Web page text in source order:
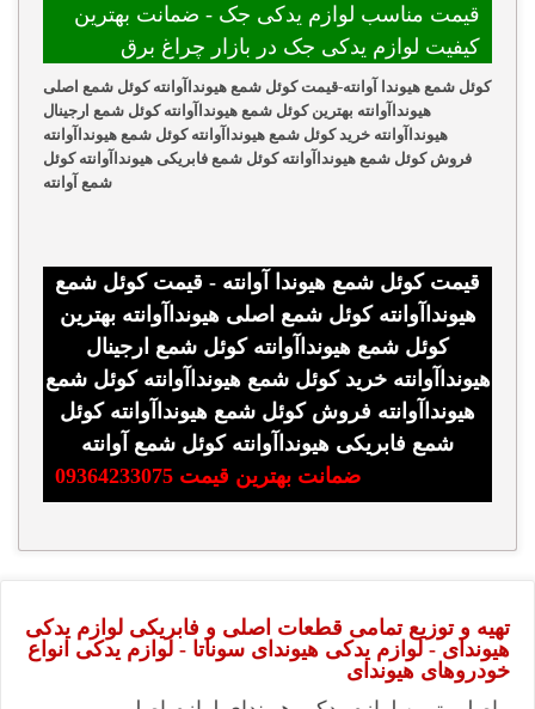
قیمت مناسب لوازم یدکی جک - ضمانت بهترین
کیفیت لوازم یدکی جک در بازار چراغ برق
کوئل شمع هیوندا آوانته-قیمت کوئل شمع هیونداآوانته کوئل شمع اصلی
هیونداآوانته بهترین کوئل شمع هیونداآوانته کوئل شمع ارجینال
هیونداآوانته خرید کوئل شمع هیونداآوانته کوئل شمع هیونداآوانته
فروش کوئل شمع هیونداآوانته کوئل شمع فابریکی هیونداآوانته کوئل
شمع آوانته
قیمت کوئل شمع هیوندا آوانته - قیمت کوئل شمع
هیونداآوانته کوئل شمع اصلی هیونداآوانته بهترین
کوئل شمع هیونداآوانته کوئل شمع ارجینال
هیونداآوانته خرید کوئل شمع هیونداآوانته کوئل شمع
هیونداآوانته فروش کوئل شمع هیونداآوانته کوئل
شمع فابریکی هیونداآوانته کوئل شمع آوانته
ضمانت بهترین قیمت 09364233075
تهیه و توزیع تمامی قطعات اصلی و فابریکی لوازم یدکی
هیوندای - لوازم یدکی هیوندای سوناتا - لوازم یدکی انواع
خودروهای هیوندای